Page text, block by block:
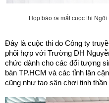
Họp báo ra mắt cuộc thi
Đây là cuộc thi do Công ty
phối hợp với Trường ĐH
chức dành cho các đối tượng
bàn TP.HCM và các tỉnh lân
cũng như tạo sân chơi tinh